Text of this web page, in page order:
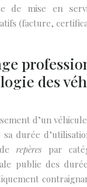
de mise en
(facture,
des
d’un
durée
repères par
publie des